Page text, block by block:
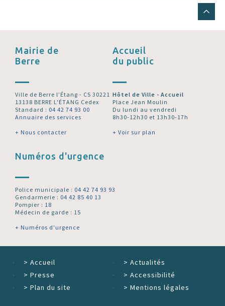
Mairie de
Berre
Ville de Berre l’Étang - CS 30221
13138 BERRE L'ÉTANG Cedex
Standard : 04 42 74 93 00
Annuaire des services
+ Nous contacter
Accueil
du public
Hôtel de Ville - Accueil
Place Jean Moulin
Du lundi au vendredi
8h30-12h30 et 13h30-17h
+ Voir sur plan
Numéros d'urgence
Police municipale : 04 42 74 93 93
Gendarmerie : 04 42 85 40 13
Pompier : 18
Médecin de garde : 15
+ Numéros d'urgence
> Accueil > Actualités
> Presse > Accessibilité
> Plan du site > Mentions légales